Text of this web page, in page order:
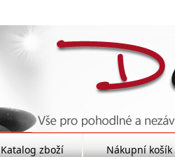
Katalog zboží Nákupní košík